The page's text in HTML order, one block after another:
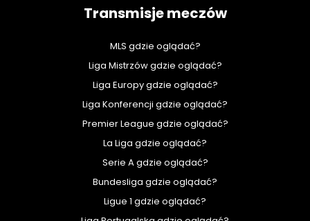
Transmisje meczów
MLS gdzie oglądać?
Liga Mistrzów gdzie oglądać?
Liga Europy gdzie oglądać?
Liga Konferencji gdzie oglądać?
Premier League gdzie oglądać?
La Liga gdzie oglądać?
Serie A gdzie oglądać?
Bundesliga gdzie oglądać?
Ligue 1 gdzie oglądać?